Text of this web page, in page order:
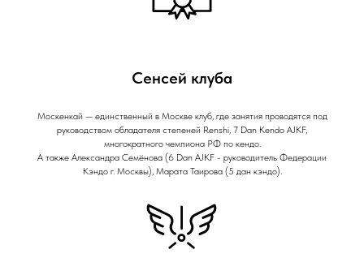
Сенсей клуба
Москенкай — единственный в Москве клуб, где занятия проводятся под
руководством обладателя степеней Renshi, 7 Dan Kendo AJKF,
многократного чемпиона РФ по кендо.
А также Александра Семёнова (6 Dan AJKF - руководитель Федерации
Кэндо г. Москвы), Марата Таирова (5 дан кэндо).